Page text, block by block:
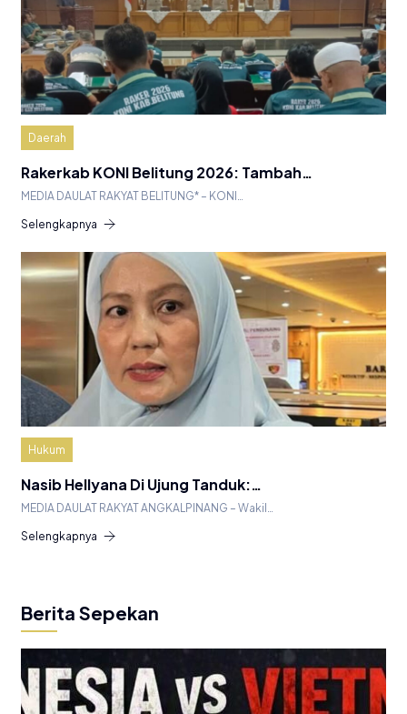
Daerah
Rakerkab KONI Belitung 2026: Tambah…
MEDIA DAULAT RAKYAT BELITUNG* – KONI…
Selengkapnya
Hukum
Nasib Hellyana Di Ujung Tanduk:…
MEDIA DAULAT RAKYAT ANGKALPINANG – Wakil…
Selengkapnya
Berita Sepekan